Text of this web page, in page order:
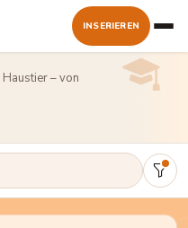
INSERIEREN
– von